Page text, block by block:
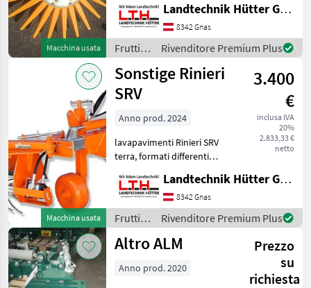
Macchina usata
210 mm, grazie a questo
grande diametro, questa
zappa ha il doppio effetto
di lavoraz
Landtechnik Hütter GmbH & Co KG
8342 Gnas
Frutticoltura
/
Sonstige
Rivenditore Premium Plus
Macchina usata
Sonstige Rinieri
SRV
3.400
€
inclusa IVA
20%
2.833,33 €
netto
Anno prod. 2024
lavapavimenti Rinieri SRV
terra, formati differenti
guidato da idraulica del
trattore solo 20L / min
richiesto (su richiesta con la
propria
Landtechnik Hütter GmbH & Co KG
8342 Gnas
Frutticoltura
/
Sonstige
Rivenditore Premium Plus
Altro ALM
Prezzo
su
richiesta
Anno prod. 2020